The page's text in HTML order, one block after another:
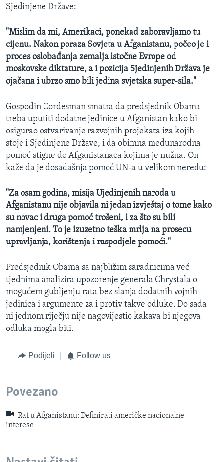
Sjedinjene Države:
"Mislim da mi, Amerikaci, ponekad zaboravljamo tu
cijenu. Nakon poraza Sovjeta u Afganistanu, počeo je i
proces oslobađanja zemalja istočne Evrope od
moskovske diktature, a i pozicija Sjedinjenih Država je
ojačana i ubrzo smo bili jedina svjetska super-sila."
Gospodin Cordesman smatra da predsjednik Obama
treba uputiti dodatne jedinice u Afganistan kako bi
osigurao ostvarivanje razvojnih projekata iza kojih
stoje i Sjedinjene Države, i da obimna međunarodna
pomoć stigne do Afganistanaca kojima je nužna. On
kaže da je dosadašnja pomoć UN-a u velikom neredu:
"Za osam godina, misija Ujedinjenih naroda u
Afganistanu nije objavila ni jedan izvještaj o tome kako
su novac i druga pomoć trošeni, i za što su bili
namjenjeni. To je izuzetno teška mrlja na prosecu
upravljanja, korištenja i raspodjele pomoći."
Predsjednik Obama sa najbližim saradnicima već
tjednima analizira upozorenje generala Chrystala o
mogućem gubljenju rata bez slanja dodatnih vojnih
jedinica i argumente za i protiv takve odluke. Do sada
ni jednom riječju nije nagovijestio kakava bi njegova
odluka mogla biti.
Podijeli Follow us
Povezano
Rat u Afganistanu: Definirati američke nacionalne
interese